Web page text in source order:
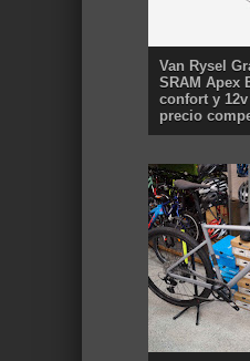
Van Rysel
SRAM Apex
confort y 12v
precio